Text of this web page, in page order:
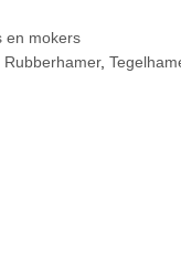
en mokers
Rubberhamer,